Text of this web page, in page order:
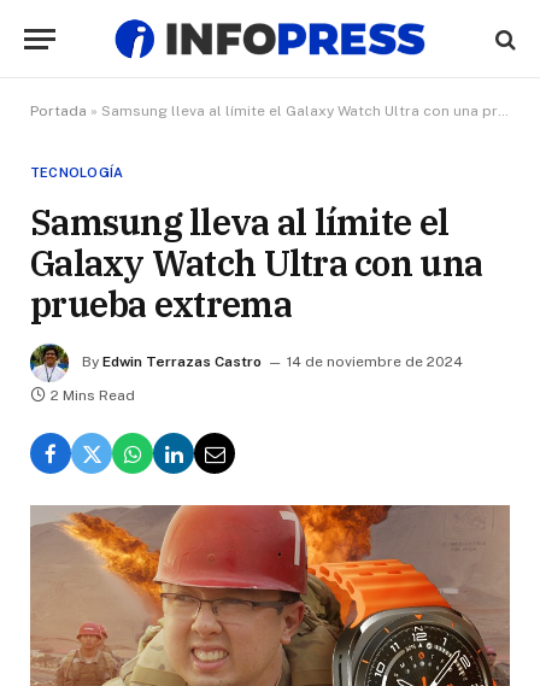
Portada » Samsung lleva al límite el Galaxy Watch Ultra con una prueba extrema
TECNOLOGÍA
Samsung lleva al límite el
Galaxy Watch Ultra con una
prueba extrema
By Edwin Terrazas Castro
14 de noviembre de 2024
2 Mins Read